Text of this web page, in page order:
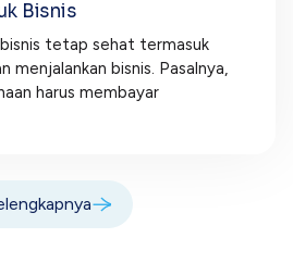
Bisnis
tetap sehat termasuk
menjalankan bisnis. Pasalnya,
harus membayar